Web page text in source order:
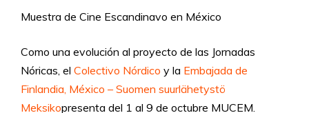
Muestra de Cine Escandinavo en México
Como una evolución al proyecto de las Jornadas
Nóricas, el Colectivo Nórdico y la Embajada de
Finlandia, México – Suomen suurlähetystö
Meksikopresenta del 1 al 9 de octubre MUCEM.